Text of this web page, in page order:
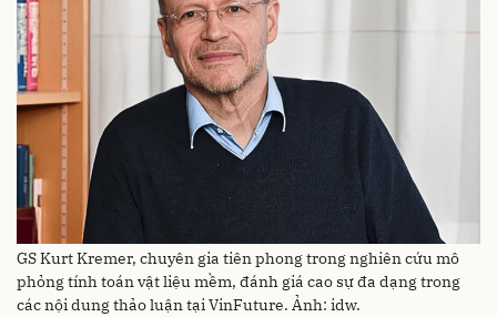
GS Kurt Kremer, chuyên gia tiên phong trong nghiên cứu mô
phỏng tính toán vật liệu mềm, đánh giá cao sự đa dạng trong
các nội dung thảo luận tại VinFuture. Ảnh: idw.